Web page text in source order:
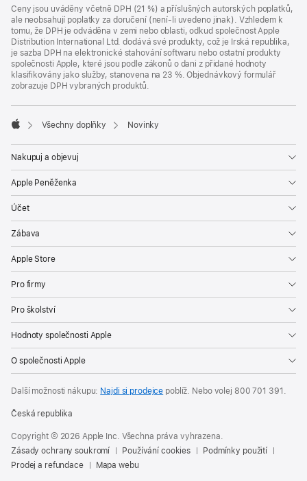
Ceny jsou uváděny včetně DPH (21 %) a příslušných autorských poplatků,
ale neobsahují poplatky za doručení (není-li uvedeno jinak). Vzhledem k
tomu, že DPH je odváděna v zemi nebo oblasti, odkud společnost Apple
Distribution International Ltd. dodává své produkty, což je Irská republika,
je sazba DPH na elektronické stahování softwaru nebo ostatní produkty
společnosti Apple, které jsou podle zákonů o dani z přidané hodnoty
klasifikovány jako služby, stanovena na 23 %. Objednávkový formulář
zobrazuje DPH vybraných produktů.
Všechny doplňky Novinky
Nakupuj a objevuj
Apple Peněženka
Účet
Zábava
Apple Store
Pro firmy
Pro školství
Hodnoty společnosti Apple
O společnosti Apple
Další možnosti nákupu: Najdi si prodejce poblíž. Nebo volej 800 701 391 .
Česká republika
Copyright © 2026 Apple Inc. Všechna práva vyhrazena.
Zásady ochrany soukromí
Používání cookies
Podmínky použití
Prodej a refundace
Mapa webu